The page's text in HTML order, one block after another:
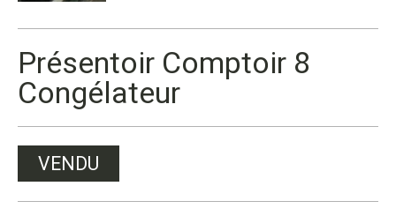
Présentoir Comptoir 8
Congélateur
VENDU